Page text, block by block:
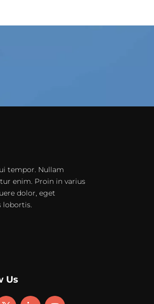
tempor. Nullam
enim. Proin in varius
dolor, eget
lobortis.
Us